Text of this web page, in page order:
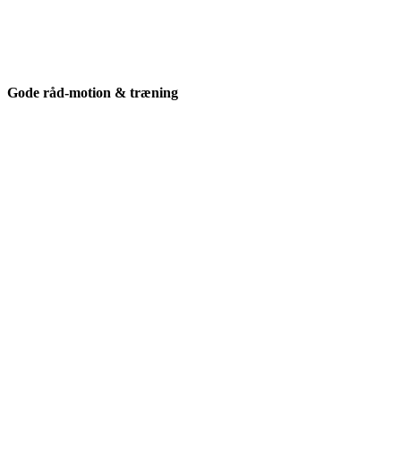
Gode råd-motion & træning